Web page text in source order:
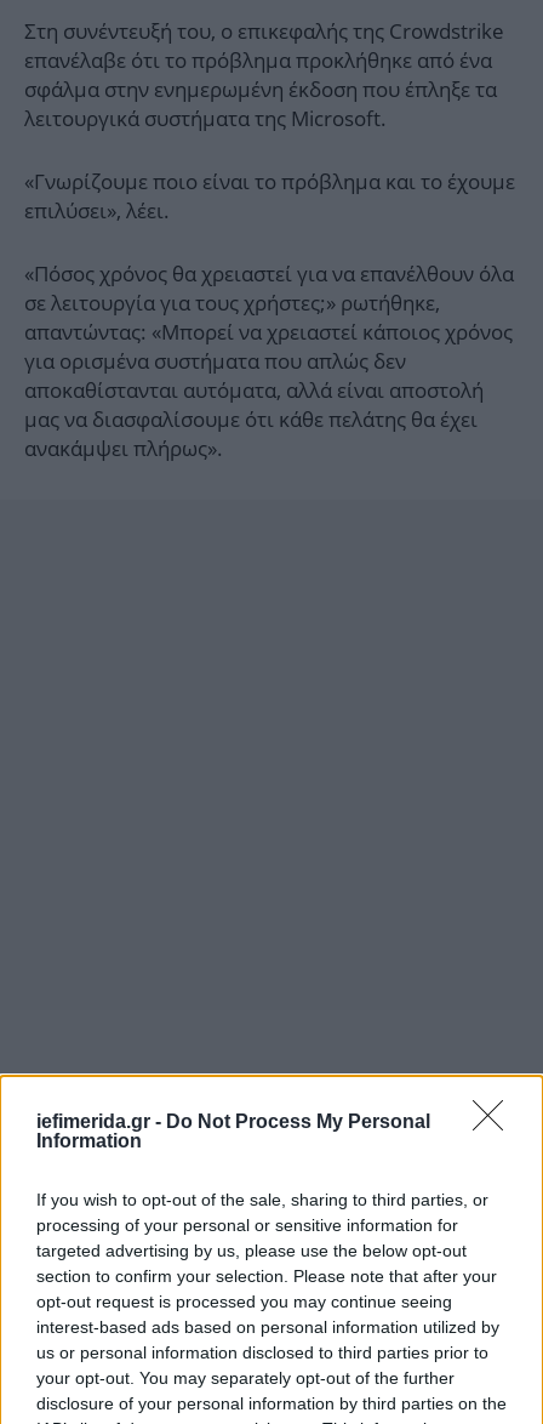
iefimerida.gr - Do Not Process My Personal
Information
If you wish to opt-out of the sale, sharing to third parties, or
processing of your personal or sensitive information for
targeted advertising by us, please use the below opt-out
section to confirm your selection. Please note that after your
opt-out request is processed you may continue seeing
interest-based ads based on personal information utilized by
us or personal information disclosed to third parties prior to
your opt-out. You may separately opt-out of the further
disclosure of your personal information by third parties on the
Στη συνέντευξή του, ο επικεφαλής της Crowdstrike
επανέλαβε ότι το πρόβλημα προκλήθηκε από ένα
σφάλμα στην ενημερωμένη έκδοση που έπληξε τα
λειτουργικά συστήματα της Microsoft.
«Γνωρίζουμε ποιο είναι το πρόβλημα και το έχουμε
επιλύσει», λέει.
«Πόσος χρόνος θα χρειαστεί για να επανέλθουν όλα
σε λειτουργία για τους χρήστες;» ρωτήθηκε,
απαντώντας: «Μπορεί να χρειαστεί κάποιος χρόνος
για ορισμένα συστήματα που απλώς δεν
αποκαθίστανται αυτόματα, αλλά είναι αποστολή
μας να διασφαλίσουμε ότι κάθε πελάτης θα έχει
ανακάμψει πλήρως».